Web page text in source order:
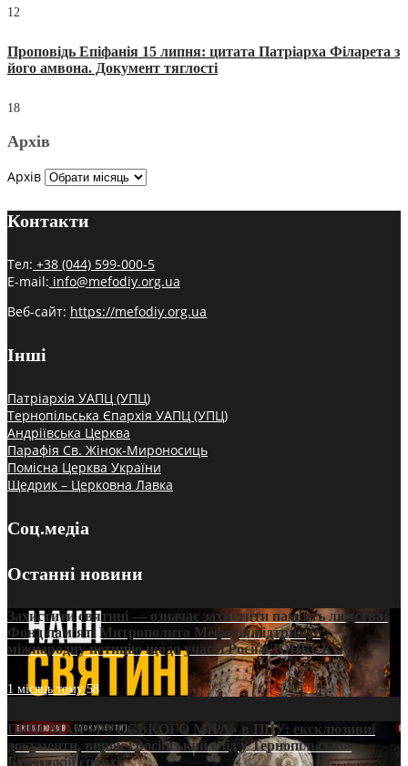
12
Проповідь Епіфанія 15 липня: цитата Патріарха Філарета з
його амвона. Документ тяглості
18
Архів
Архів
Контакти
Тел: +38 (044) 599-000-5
E-mail: info@mefodiy.org.ua
Веб-сайт: https://mefodiy.org.ua
Інші
Патріархія УАПЦ (УПЦ)
Тернопільська Єпархія УАПЦ (УПЦ)
Андріївська Церква
Парафія Св. Жінок-Мироносиць
Помісна Церква України
Щедрик – Церковна Лавка
Соц.медіа
Останні новини
Захистити святині — означає захистити пам’ять людства:
Фонд пам’яті Митрополита Мефодія підтримує
міжнародну петицію щодо участі Росії в ЮНЕСКО
1 місяць тому58
ПРИСМАК «РУССЬКОГО МІРА» в ПЦУ: ексклюзивні
документи, вирок і російський слід у Тернопільсько-
Бучацькій єпархії